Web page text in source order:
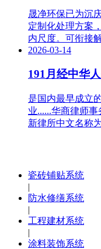
晟净环保已为沉
定制化处理方案
内尺度。可衔接
2026-03-14
191月经中华
是国内最早成立
业......华商律师事
新律所中文名称
瓷砖铺贴系统
|
防水修缮系统
|
工程建材系统
|
涂料装饰系统